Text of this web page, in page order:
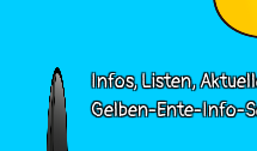
Infos, Listen,
Gelben-Ente-Info-